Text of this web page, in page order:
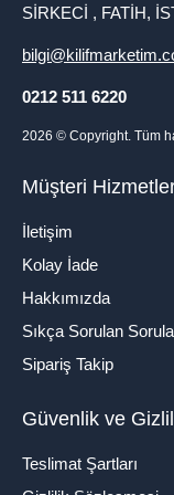
SİRKECİ , FATİH,
0212 511 6220
2026 © Copyright. Tüm
Müşteri
İletişim
Kolay İade
Hakkımızda
Sıkça Sorulan
Sipariş Takip
Güvenlik ve
Teslimat Şartları